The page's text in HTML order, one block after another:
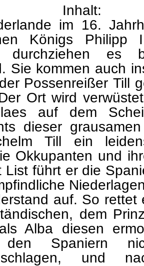
Inhalt:
im 16.
Königs
durchziehen es
Sie kommen auch
Possenreißer Till
Ort wird
auf dem
dieser
Till ein
Okkupanten und
List führt er die
auf. So rettet
dem
Alba diesen
den Spaniern
und